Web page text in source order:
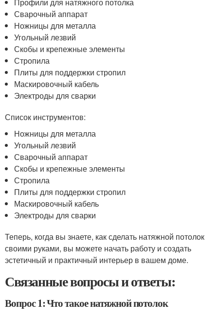
Сварочный аппарат
Ножницы для металла
Угольный лезвий
Скобы и крепежные элементы
Стропила
Плиты для поддержки стропил
Маскировочный кабель
Электроды для сварки
Список инструментов:
Ножницы для металла
Угольный лезвий
Сварочный аппарат
Скобы и крепежные элементы
Стропила
Плиты для поддержки стропил
Маскировочный кабель
Электроды для сварки
Теперь, когда вы знаете, как сделать натяжной потолок
своими руками, вы можете начать работу и создать
эстетичный и практичный интерьер в вашем доме.
Связанные вопросы и ответы:
Вопрос 1: Что такое натяжной потолок